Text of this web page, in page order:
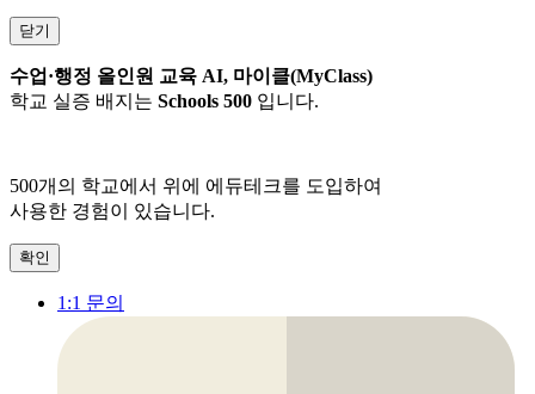
닫기
수업·행정 올인원 교육 AI, 마이클(MyClass)
학교 실증 배지는 Schools 500 입니다.
500개 의 학교에서 위에 에듀테크를 도입하여
사용한 경험이 있습니다.
확인
1:1 문의